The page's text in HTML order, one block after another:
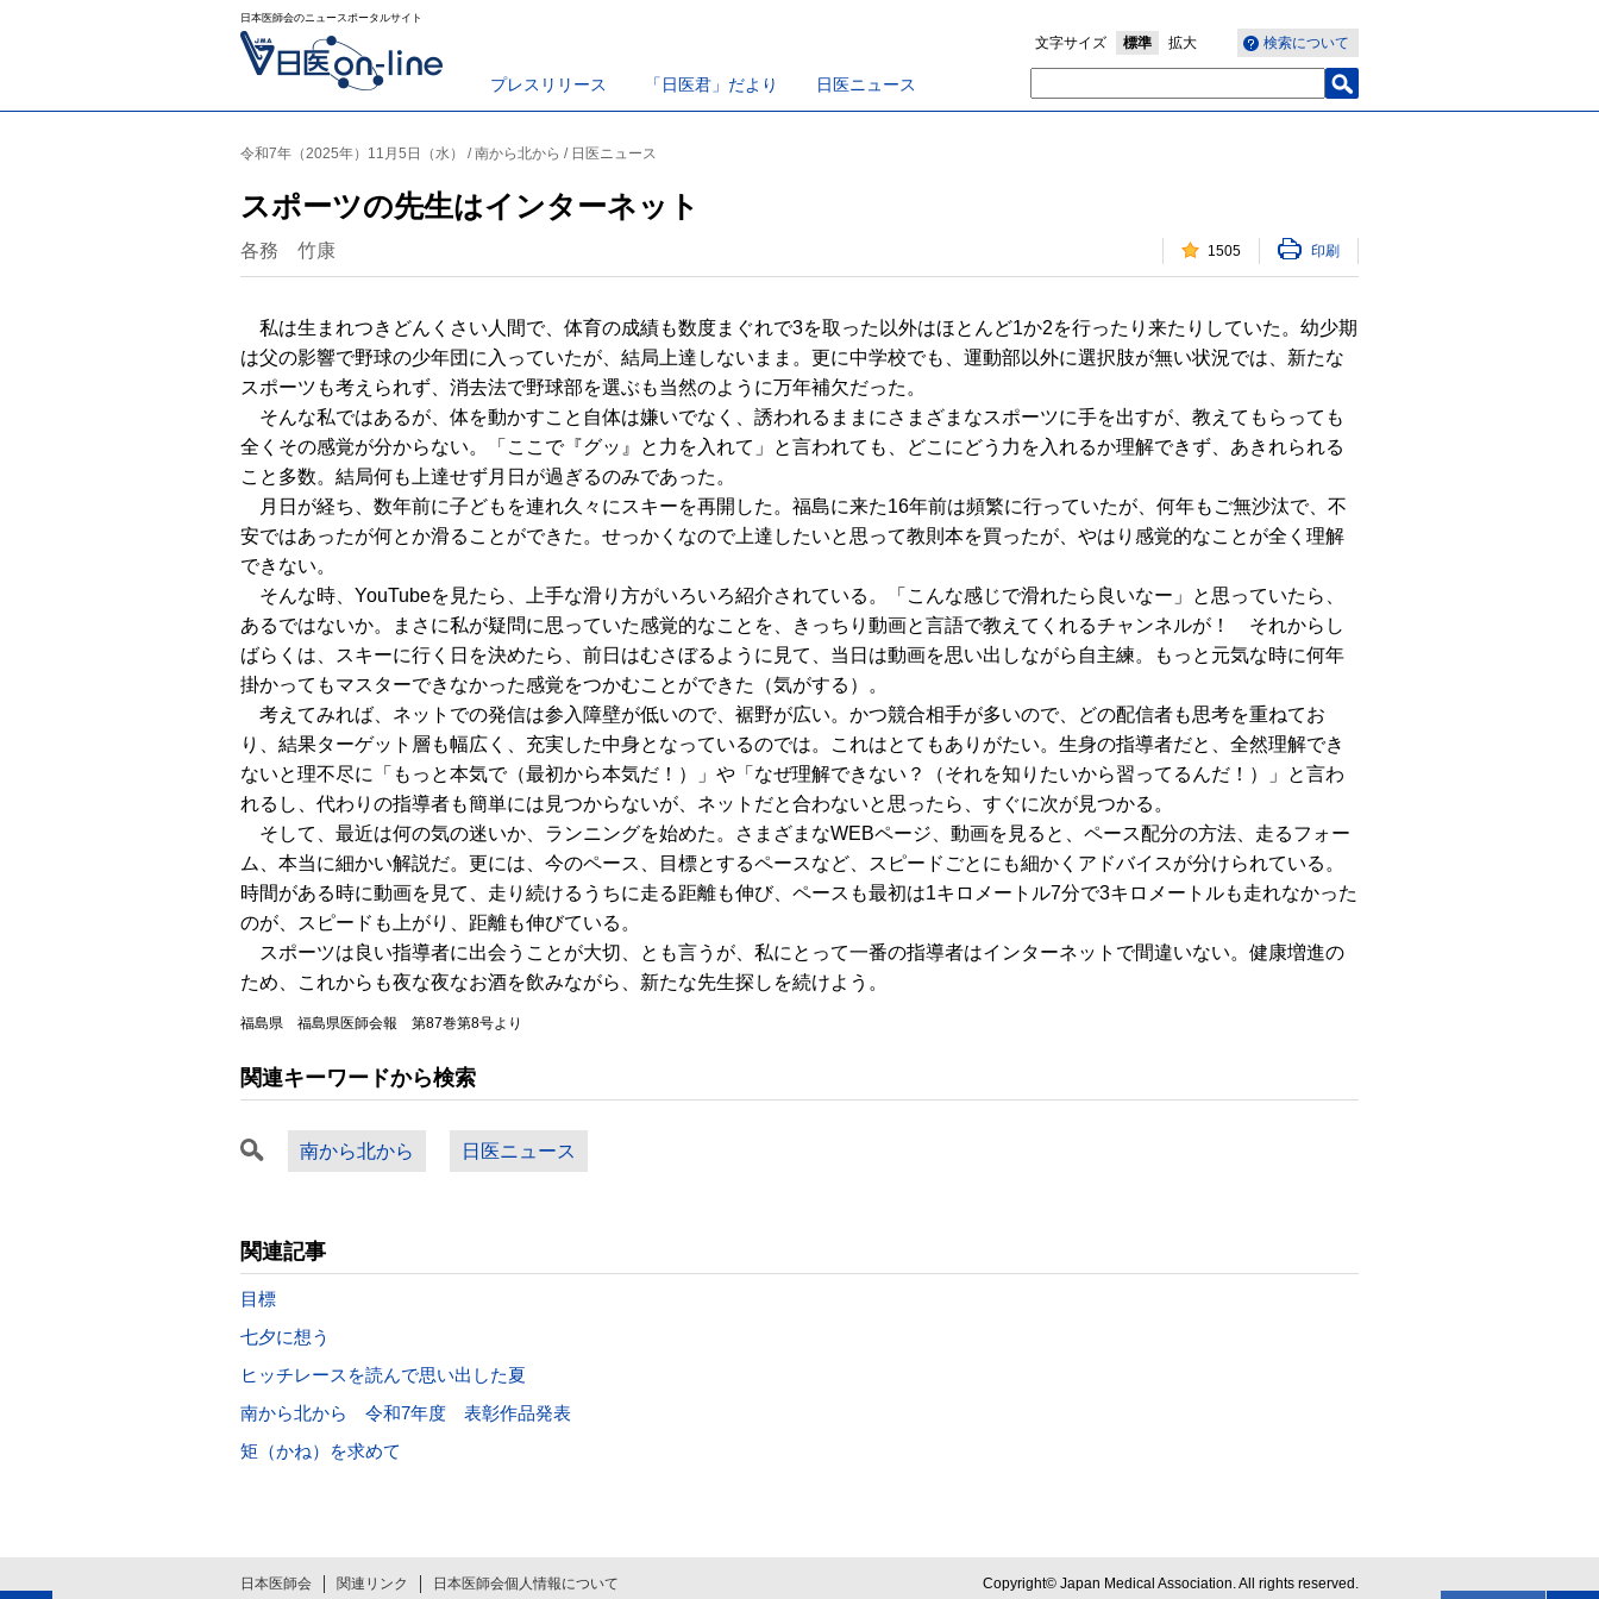
日本医師会のニュースポータルサイト
プレスリリース 「日医君」だより 日医ニュース
検索について
文字サイズ 標準 拡大
令和7年（2025年）11月5日（水） / 南から北から / 日医ニュース
スポーツの先生はインターネット
各務 竹康 1505 印刷
私は生まれつきどんくさい人間で、体育の成績も数度まぐれで3を取った以外はほとんど1か2を行ったり来たりしていた。幼少期
は父の影響で野球の少年団に入っていたが、結局上達しないまま。更に中学校でも、運動部以外に選択肢が無い状況では、新たな
スポーツも考えられず、消去法で野球部を選ぶも当然のように万年補欠だった。
そんな私ではあるが、体を動かすこと自体は嫌いでなく、誘われるままにさまざまなスポーツに手を出すが、教えてもらっても
全くその感覚が分からない。「ここで『グッ』と力を入れて」と言われても、どこにどう力を入れるか理解できず、あきれられる
こと多数。結局何も上達せず月日が過ぎるのみであった。
月日が経ち、数年前に子どもを連れ久々にスキーを再開した。福島に来た16年前は頻繁に行っていたが、何年もご無沙汰で、不
安ではあったが何とか滑ることができた。せっかくなので上達したいと思って教則本を買ったが、やはり感覚的なことが全く理解
できない。
そんな時、YouTubeを見たら、上手な滑り方がいろいろ紹介されている。「こんな感じで滑れたら良いなー」と思っていたら、
あるではないか。まさに私が疑問に思っていた感覚的なことを、きっちり動画と言語で教えてくれるチャンネルが！ それからし
ばらくは、スキーに行く日を決めたら、前日はむさぼるように見て、当日は動画を思い出しながら自主練。もっと元気な時に何年
掛かってもマスターできなかった感覚をつかむことができた（気がする）。
考えてみれば、ネットでの発信は参入障壁が低いので、裾野が広い。かつ競合相手が多いので、どの配信者も思考を重ねてお
り、結果ターゲット層も幅広く、充実した中身となっているのでは。これはとてもありがたい。生身の指導者だと、全然理解でき
ないと理不尽に「もっと本気で（最初から本気だ！）」や「なぜ理解できない？（それを知りたいから習ってるんだ！）」と言わ
れるし、代わりの指導者も簡単には見つからないが、ネットだと合わないと思ったら、すぐに次が見つかる。
そして、最近は何の気の迷いか、ランニングを始めた。さまざまなWEBページ、動画を見ると、ペース配分の方法、走るフォー
ム、本当に細かい解説だ。更には、今のペース、目標とするペースなど、スピードごとにも細かくアドバイスが分けられている。
時間がある時に動画を見て、走り続けるうちに走る距離も伸び、ペースも最初は1キロメートル7分で3キロメートルも走れなかった
のが、スピードも上がり、距離も伸びている。
スポーツは良い指導者に出会うことが大切、とも言うが、私にとって一番の指導者はインターネットで間違いない。健康増進の
ため、これからも夜な夜なお酒を飲みながら、新たな先生探しを続けよう。
福島県 福島県医師会報 第87巻第8号より
関連キーワードから検索
南から北から 日医ニュース
関連記事
目標
七夕に想う
ヒッチレースを読んで思い出した夏
南から北から 令和7年度 表彰作品発表
矩（かね）を求めて
日本医師会 関連リンク 日本医師会個人情報について Copyright© Japan Medical Association. All rights reserved.